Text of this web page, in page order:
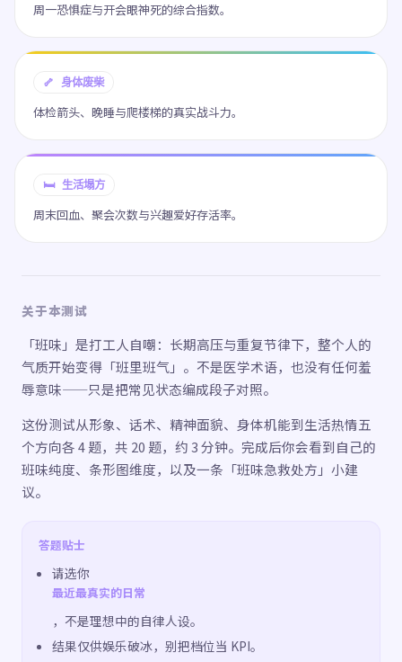
周一恐惧症与开会眼神死的综合指数。
🦴 身体废柴
体检箭头、晚睡与爬楼梯的真实战斗力。
🛏️ 生活塌方
周末回血、聚会次数与兴趣爱好存活率。
关于本测试
「班味」是打工人自嘲：长期高压与重复节律下，整个人的
气质开始变得「班里班气」。不是医学术语，也没有任何羞
辱意味——只是把常见状态编成段子对照。
这份测试从形象、话术、精神面貌、身体机能到生活热情五
个方向各 4 题，共 20 题，约 3 分钟。完成后你会看到自己的
班味纯度、条形图维度，以及一条「班味急救处方」小建
议。
答题贴士
请选你
最近最真实的日常
，不是理想中的自律人设。
结果仅供娱乐破冰，别把档位当 KPI。